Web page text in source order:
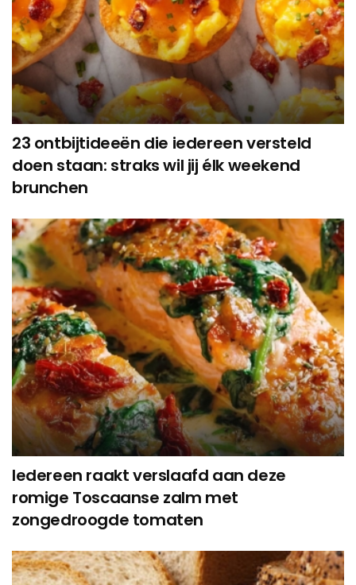
23 ontbijtideeën die iedereen versteld
doen staan: straks wil jij élk weekend
brunchen
Iedereen raakt verslaafd aan deze
romige Toscaanse zalm met
zongedroogde tomaten